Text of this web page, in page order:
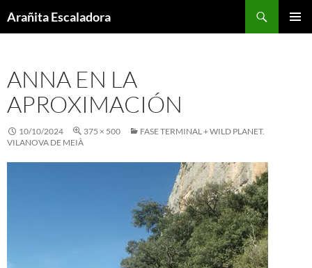
toArañita Escaladora
ANNA EN LA
APROXIMACIÓN
10/10/2024 375 × 500
FASE TERMINAL + WILD PLANET.
VILANOVA DE MEIÀ